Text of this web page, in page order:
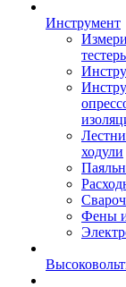
Инструмент
ходули
Фены